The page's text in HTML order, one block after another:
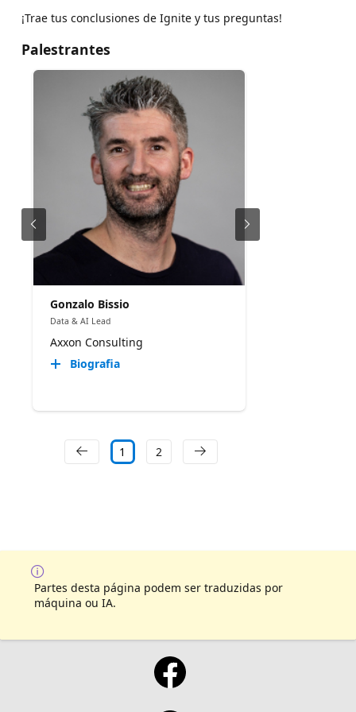
¡Trae tus conclusiones de Ignite y tus preguntas!
Palestrantes
Gonzalo Bissio
Data & AI Lead
Axxon Consulting
Biografia
1 2
Partes desta página podem ser traduzidas por
máquina ou IA.